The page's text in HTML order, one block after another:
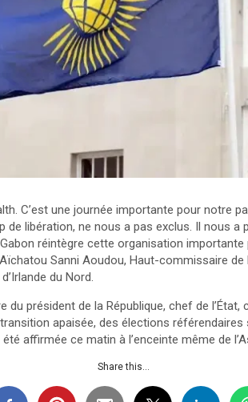
C’est une journée importante pour notre
de libération, ne nous a pas exclus. Il nous a
réintègre cette organisation
Sanni Aoudou, Haut-commissaire de
du Nord.
du président de la République, chef de
apaisée, des élections
affirmée ce matin à l’enceinte même de
Share this...